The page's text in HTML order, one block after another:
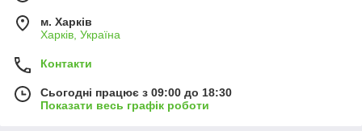
м. Харків
Харків, Україна
Контакти
Сьогодні працює з 09:00 до 18:30
Показати весь графік роботи